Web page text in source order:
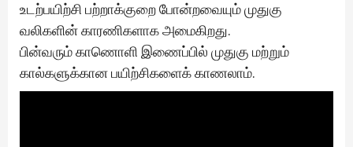
உடற்பயிற்சி பற்றாக்குறை போன்றவையும் முதுகு
வலிகளின் காரணிகளாக அமைகிறது.
பின்வரும் காணொளி இணைப்பில் முதுகு மற்றும்
கால்களுக்கான பயிற்சிகளைக் காணலாம்.